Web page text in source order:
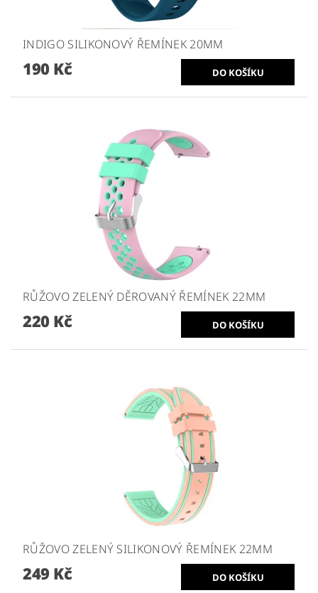
INDIGO SILIKONOVÝ ŘEMÍNEK 20MM
190 Kč
RŮŽOVO ZELENÝ DĚROVANÝ ŘEMÍNEK 22MM
220 Kč
RŮŽOVO ZELENÝ SILIKONOVÝ ŘEMÍNEK 22MM
249 Kč